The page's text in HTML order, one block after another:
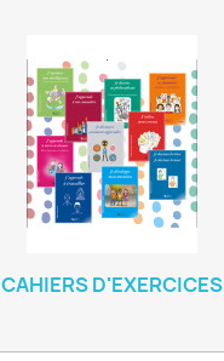
CAHIERS D'EXERCICES